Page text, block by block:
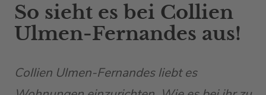
So sieht es bei Collien
Ulmen-Fernandes aus!
Collien Ulmen-Fernandes liebt es